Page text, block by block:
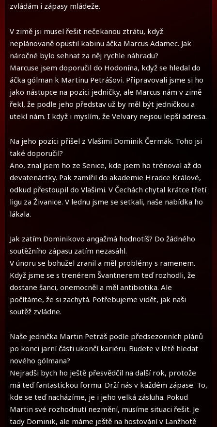
zvládám i zápasy mládeže.
V zimě jsi musel řešit nečekanou ztrátu, když
neplánovaně opustil kabinu áčka Marcus Adamec. Jak
náročné bylo sehnat za něj rychle náhradu?
Marcuse jsem doporučil do Hodonína, když se hledal do
áčka gólman k Martinu Petrášovi. Připravovali jsme si ho
jako nástupce na pozici jedničky, ale Marcus nám v zimě
řekl, že podle jeho představ už by měl být jedničkou a
utekl nám. I když i myslím, že Velvary nejsou lepší adresa.
Na jeho pozici přišel z Vlašimi Dominik Čermák. Toho jsi
také doporučil?
Ano, znal jsem ho ze Senice, kde jsem ho trénoval až do
devatenáctky. Pak zamířil do akademie Hradce Králové,
odkud přestoupil do Vlašimi. V Čechách chytal krátce třetí
ligu za Živanice. V lednu jsme se setkali, naše nabídka ho
lákala.
Jak zatím Dominikovo angažmá hodnotíš? Do žádného
soutěžního zápasu zatím nezasáhl.
V únoru se bohužel zranil a měl problémy s ramenem.
Když jsme se s trenérem Švantnerem teď rozhodli, že
dostane šanci, onemocněl a měl antibiotika. Ale
počítáme, že si zachytá. Potřebujeme vidět, jak naši
soutěž zvládne.
Naše jednička Martin Petráš podle předsezonních plánů
po konci jarní části ukončí kariéru. Budete v létě hledat
nového gólmana?
Nejradši bych ho ještě přesvědčil na další rok, protože
má teď fantastickou formu. Drží nás v každém zápase. To,
kde se teď nacházíme, je i jeho velká zásluha. Pokud
Martin své rozhodnutí nezmění, musíme situaci řešit. Je
tady Dominik, ale máme ještě na hostování v Lanžhotě